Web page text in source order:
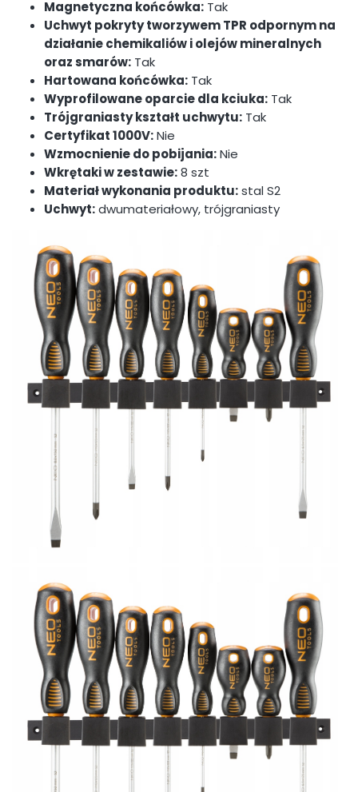
Magnetyczna końcówka: Tak
Uchwyt pokryty tworzywem TPR odpornym na
działanie chemikaliów i olejów mineralnych
oraz smarów: Tak
Hartowana końcówka: Tak
Wyprofilowane oparcie dla kciuka: Tak
Trójgraniasty kształt uchwytu: Tak
Certyfikat 1000V:Nie
Wzmocnienie do pobijania:Nie
Wkrętaki w zestawie:8 szt
Materiał wykonania produktu:stal S2
Uchwyt:dwumateriałowy, trójgraniasty